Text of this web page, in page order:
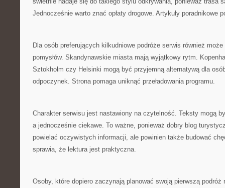
Jednocześnie warto znać opłaty drogowe. Artykuły poradnikowe
Dla osób preferujących kilkudniowe podróże serwis również może
pomysłów. Skandynawskie miasta mają wyjątkowy rytm.
Sztokholm czy Helsinki mogą być przyjemną alternatywą dla
odpoczynek. Strona pomaga uniknąć przeładowania programu.
Charakter serwisu jest nastawiony na czytelność. Teksty mogą
a jednocześnie ciekawe. To ważne, ponieważ dobry blog
powielać oczywistych informacji, ale powinien także budować
sprawia, że lektura jest praktyczna.
Osoby, które dopiero zaczynają planować swoją pierwszą podróż